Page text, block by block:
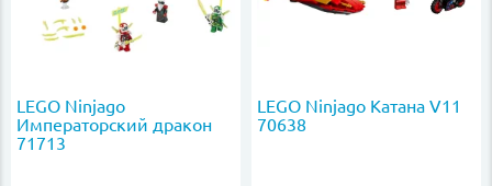
LEGO Ninjago
Императорский дракон
71713
LEGO Ninjago Катана V11
70638